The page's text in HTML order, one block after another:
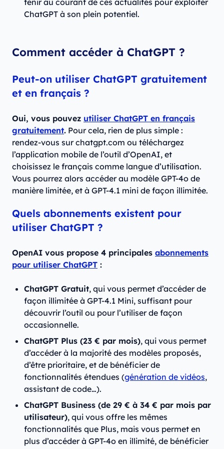
tenir au courant de ces actualités pour exploiter
ChatGPT à son plein potentiel.
Comment accéder à ChatGPT ?
Peut-on utiliser ChatGPT gratuitement
et en français ?
Oui, vous pouvez utiliser ChatGPT en français
gratuitement. Pour cela, rien de plus simple :
rendez-vous sur chatgpt.com ou téléchargez
l’application mobile de l’outil d’OpenAI, et
choisissez le français comme langue d’utilisation.
Vous pourrez alors accéder au modèle GPT-4o de
manière limitée, et à GPT-4.1 mini de façon illimitée.
Quels abonnements existent pour
utiliser ChatGPT ?
OpenAI vous propose 4 principales abonnements
pour utiliser ChatGPT :
ChatGPT Gratuit, qui vous permet d’accéder de
façon illimitée à GPT-4.1 Mini, suffisant pour
découvrir l’outil ou pour l’utiliser de façon
occasionnelle.
ChatGPT Plus (23 € par mois), qui vous permet
d’accéder à la majorité des modèles proposés,
d’être prioritaire, et de bénéficier de
fonctionnalités étendues (génération de vidéos,
assistant de code…).
ChatGPT Business (de 29 € à 34 € par mois par
utilisateur), qui vous offre les mêmes
fonctionnalités que Plus, mais vous permet en
plus d’accéder à GPT-4o en illimité, de bénéficier